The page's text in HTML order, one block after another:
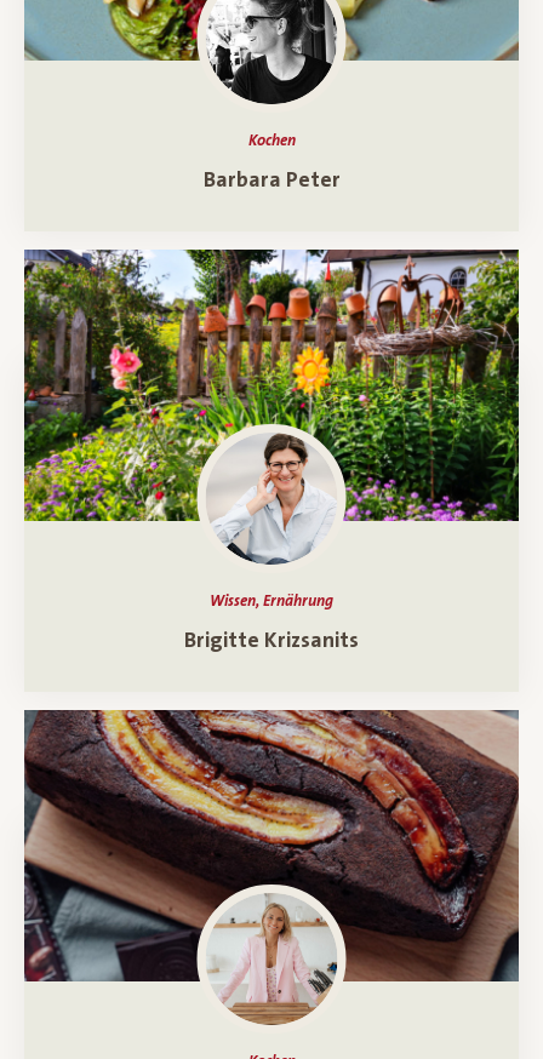
Kochen
Ein Porträt überBarbara Peter
Wissen, Ernährung
Ein Porträt überBrigitte Krizsanits